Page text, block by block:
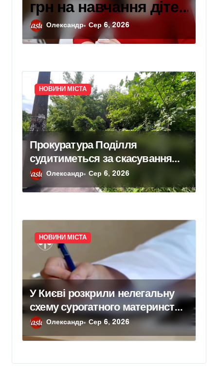
грн на навчання дітей
захисників: умови
отримання
компенсації у Києві
Олександр Сер 6, 2026
НОВИНИ МІСТА
Прокуратура Поділля
судитиметься за скасування
права власності на фіктивну
будівлю в центрі Києва
Олександр Сер 6, 2026
НОВИНИ МІСТА
У Києві розкрили нелегальну
схему сурогатного материнства
для іноземних замовників:
двійня загинула через
Олександр Сер 6, 2026